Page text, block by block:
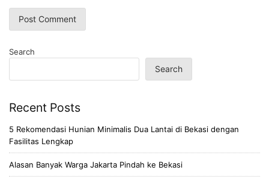
Search
Search
Recent Posts
5 Rekomendasi Hunian Minimalis Dua Lantai di Bekasi dengan
Fasilitas Lengkap
Alasan Banyak Warga Jakarta Pindah ke Bekasi